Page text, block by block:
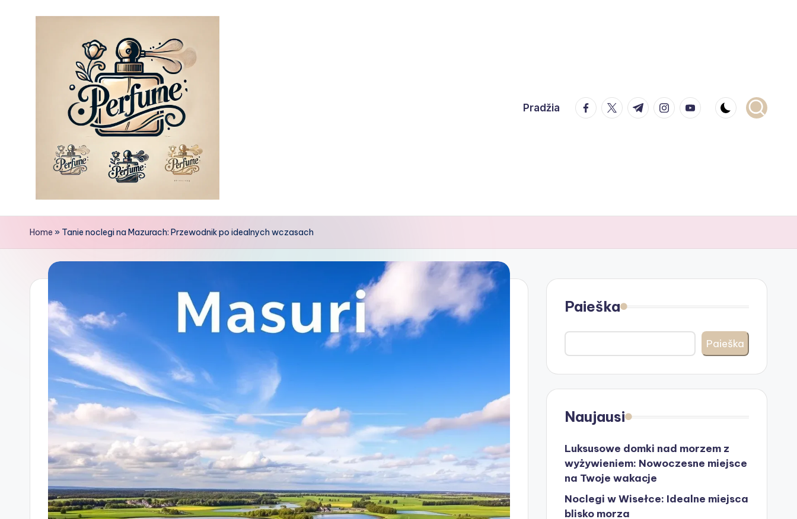
Pradžia facebook.com
twitter.com
t.me instagram.com
youtube.com
Home » Tanie noclegi na Mazurach: Przewodnik po idealnych wczasach
Paieška
Paieška
Naujausi
Luksusowe domki nad morzem z
wyżywieniem: Nowoczesne miejsce
na Twoje wakacje
Noclegi w Wisełce: Idealne miejsca
blisko morza